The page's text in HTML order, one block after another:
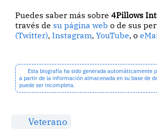
Puedes saber más sobre4Pillows
través de su página web o de sus
(Twitter),Instagram,YouTube, o
Esta biografía ha sido generada automáticamente
a partir de la información almacenada en su base de
puede ser incompleta.
Veterano